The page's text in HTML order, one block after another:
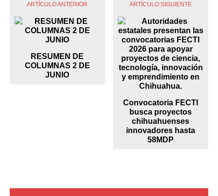
ARTÍCULO ANTERIOR
RESUMEN DE
COLUMNAS 2 DE
JUNIO
ARTÍCULO SIGUIENTE
Convocatoria FECTI
busca proyectos
chihuahuenses
innovadores hasta
58MDP